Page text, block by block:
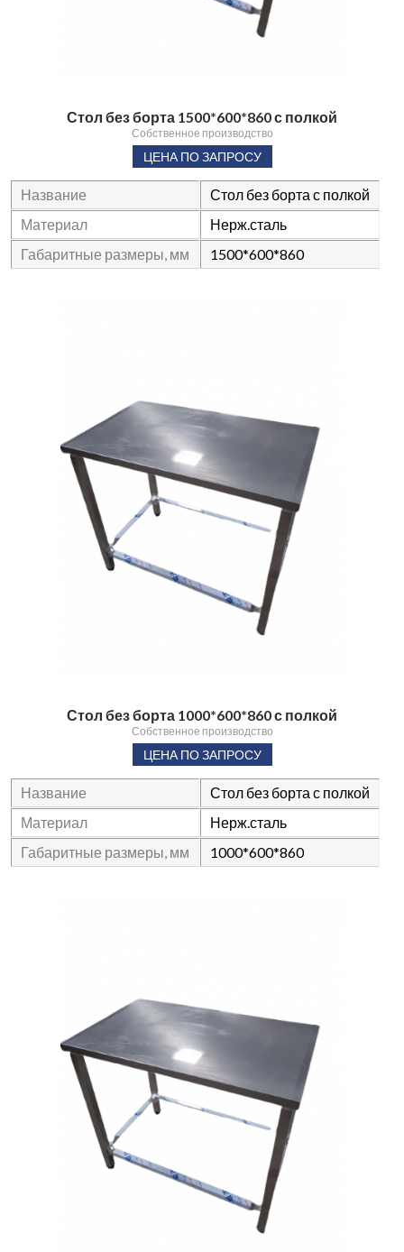
Стол без борта 1500*600*860 с полкой
Собственное производство
ЦЕНА ПО ЗАПРОСУ
Название
Стол без борта с полкой
Материал
Нерж.сталь
Габаритные размеры, мм
1500*600*860
Стол без борта 1000*600*860 с полкой
Собственное производство
ЦЕНА ПО ЗАПРОСУ
Название
Стол без борта с полкой
Материал
Нерж.сталь
Габаритные размеры, мм
1000*600*860